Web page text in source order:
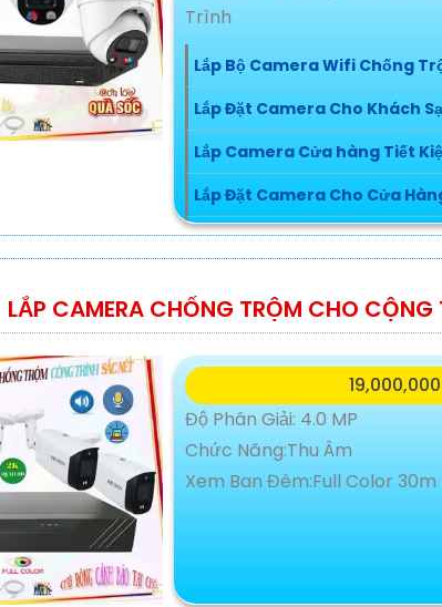
Trình
Lắp Bộ Camera Wifi Chống
Lắp Đặt Camera Cho Khách
Lắp Camera Cửa hàng Tiết
Lắp Đặt Camera Cho Cửa
Lắp Camera Nhà Xưởng Trọn
Chức Năng:Thu Âm
Xem Ban Đêm:Full Color 30m
LẮP CAMERA CHỐNG TRỘM CHO CỘNG
Độ Phân Giải: 4.0 MP
Chức Năng:Thu Âm
Xem Ban Đêm:Full Color 30m